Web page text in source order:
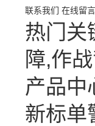
联系我们 在线留言
热门关
障,作
产品中
新标单